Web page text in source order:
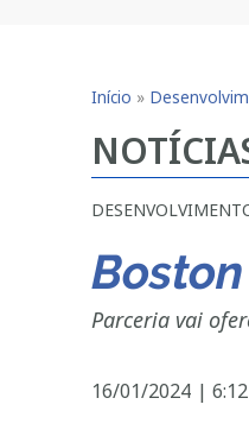
Início »
Parceria vai
16/01/2024 |